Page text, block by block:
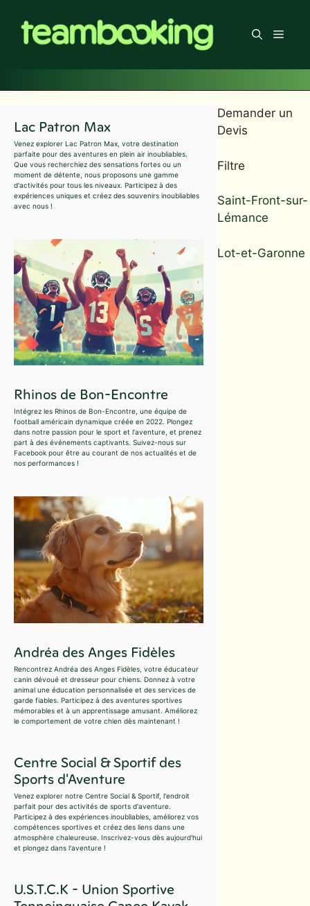
contenu
Menu
Lac Patron Max
Venez explorer Lac Patron Max, votre destination
parfaite pour des aventures en plein air inoubliables.
Que vous recherchiez des sensations fortes ou un
moment de détente, nous proposons une gamme
d'activités pour tous les niveaux. Participez à des
expériences uniques et créez des souvenirs inoubliables
avec nous !
Rhinos de Bon-Encontre
Intégrez les Rhinos de Bon-Encontre, une équipe de
football américain dynamique créée en 2022. Plongez
dans notre passion pour le sport et l'aventure, et prenez
part à des événements captivants. Suivez-nous sur
Facebook pour être au courant de nos actualités et de
nos performances !
Andréa des Anges Fidèles
Rencontrez Andréa des Anges Fidèles, votre éducateur
canin dévoué et dresseur pour chiens. Donnez à votre
animal une éducation personnalisée et des services de
garde fiables. Participez à des aventures sportives
mémorables et à un apprentissage amusant. Améliorez
le comportement de votre chien dès maintenant !
Centre Social & Sportif des
Sports d'Aventure
Venez explorer notre Centre Social & Sportif, l'endroit
parfait pour des activités de sports d'aventure.
Participez à des expériences inoubliables, améliorez vos
compétences sportives et créez des liens dans une
atmosphère chaleureuse. Inscrivez-vous dès aujourd'hui
et plongez dans l'aventure !
U.S.T.C.K - Union Sportive
Demander un
Devis
Filtre
Saint-Front-sur-
Lémance
Lot-et-Garonne